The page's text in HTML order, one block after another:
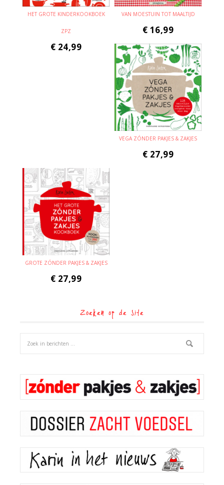
HET GROTE KINDERKOOKBOEK
ZPZ
€ 24,99
VAN MOESTUIN TOT MAALTIJD
€ 16,99
VEGA ZÓNDER PAKJES & ZAKJES
€ 27,99
GROTE ZÓNDER PAKJES & ZAKJES
€ 27,99
Zoeken op de site